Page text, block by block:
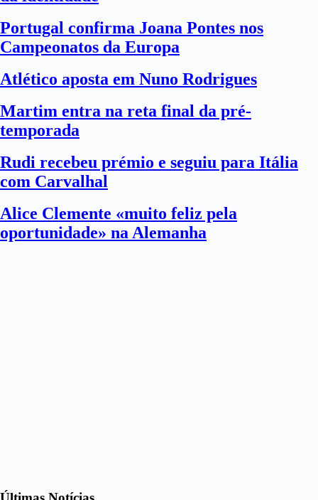
Portugal confirma Joana Pontes nos
Campeonatos da Europa
Atlético aposta em Nuno Rodrigues
Martim entra na reta final da pré-
temporada
Rudi recebeu prémio e seguiu para Itália
com Carvalhal
Alice Clemente «muito feliz pela
oportunidade» na Alemanha